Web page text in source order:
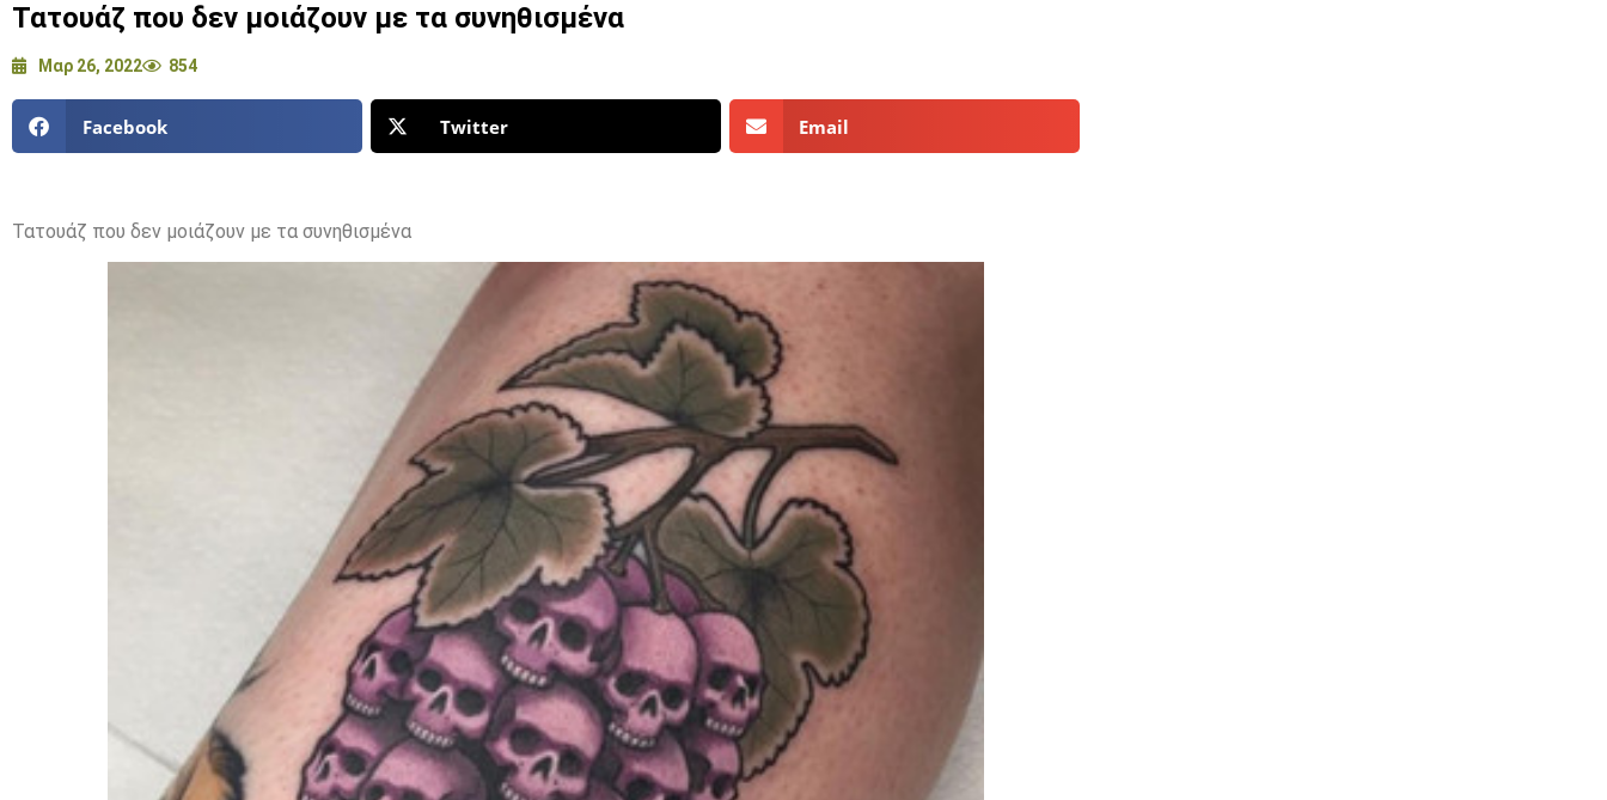
Τατουάζ που δεν μοιάζουν με τα συνηθισμένα
Μαρ 26, 2022 854
Facebook Twitter Email
Τατουάζ που δεν μοιάζουν με τα συνηθισμένα